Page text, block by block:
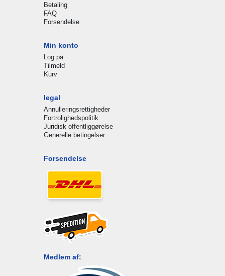
Betaling
FAQ
Forsendelse
Min konto
Log på
Tilmeld
Kurv
legal
Annulleringsrettigheder
Fortrolighedspolitik
Juridisk offentliggørelse
Generelle betingelser
Forsendelse
Medlem af: